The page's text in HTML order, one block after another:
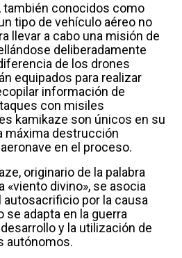
también conocidos como
tipo de vehículo aéreo no
llevar a cabo una misión de
deliberadamente
de los drones
equipados para realizar
información de
con misiles
kamikaze son únicos en su
máxima destrucción
en el proceso.
originario de la palabra
«viento divino», se asocia
por la causa
se adapta en la guerra
y la utilización de
autónomos.